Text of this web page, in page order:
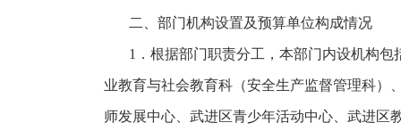
二、部门机构设置及预算单位构成情况
1．根据部门职责分工，本部门内设机构
业教育与社会教育科（安全生产监督管理科）
师发展中心、武进区青少年活动中心、武进区